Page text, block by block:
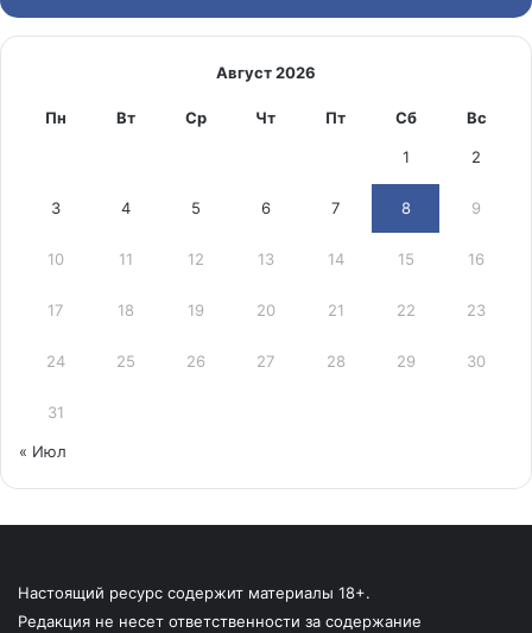
Август 2026
Пн Вт Ср Чт Пт Сб Вс
1 2
3 4 5 6 7 8 9
10 11 12 13 14 15 16
17 18 19 20 21 22 23
24 25 26 27 28 29 30
31
« Июл
Настоящий ресурс содержит материалы 18+.
Редакция не несет ответственности за содержание